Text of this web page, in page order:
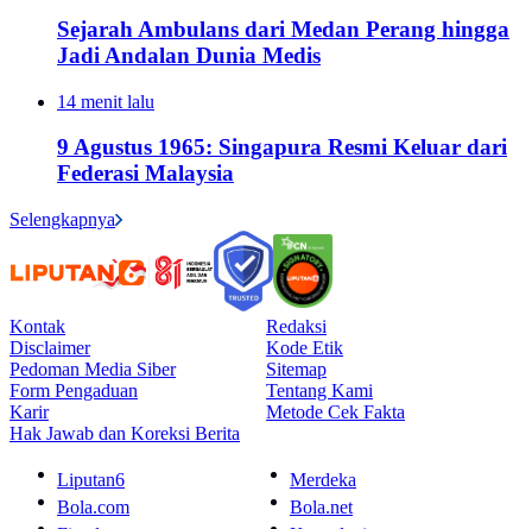
Sejarah Ambulans dari Medan Perang hingga
Jadi Andalan Dunia Medis
14 menit lalu
9 Agustus 1965: Singapura Resmi Keluar dari
Federasi Malaysia
Selengkapnya
Kontak
Redaksi
Disclaimer
Kode Etik
Pedoman Media Siber
Sitemap
Form Pengaduan
Tentang Kami
Karir
Metode Cek Fakta
Hak Jawab dan Koreksi Berita
Liputan6
Merdeka
Bola.com
Bola.net